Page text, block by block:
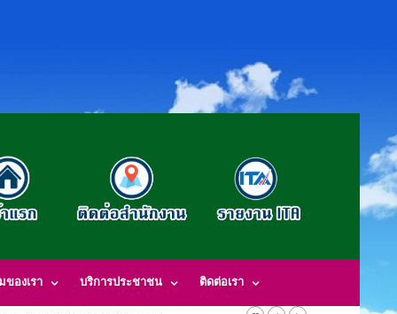
ของเรา บริการประชาชน ติดต่อเรา